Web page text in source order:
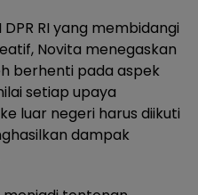
RI yang membidangi
Novita menegaskan
berhenti pada aspek
setiap upaya
luar negeri harus diikuti
dampak